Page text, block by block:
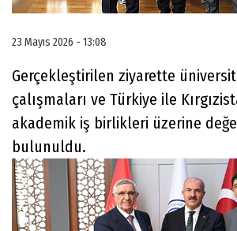
23 Mayıs 2026 - 13:08
Gerçekleştirilen ziyarette
çalışmaları ve Türkiye ile
akademik iş birlikleri üzerine
bulunuldu.